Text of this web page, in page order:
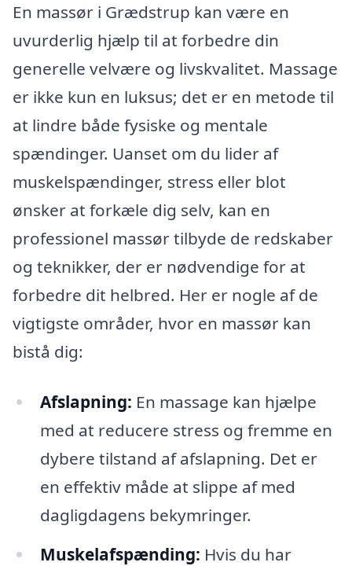
En massør i Grædstrup kan være en
uvurderlig hjælp til at forbedre din
generelle velvære og livskvalitet. Massage
er ikke kun en luksus; det er en metode til
at lindre både fysiske og mentale
spændinger. Uanset om du lider af
muskelspændinger, stress eller blot
ønsker at forkæle dig selv, kan en
professionel massør tilbyde de redskaber
og teknikker, der er nødvendige for at
forbedre dit helbred. Her er nogle af de
vigtigste områder, hvor en massør kan
bistå dig:
Afslapning: En massage kan hjælpe
med at reducere stress og fremme en
dybere tilstand af afslapning. Det er
en effektiv måde at slippe af med
dagligdagens bekymringer.
Muskelafspænding: Hvis du har